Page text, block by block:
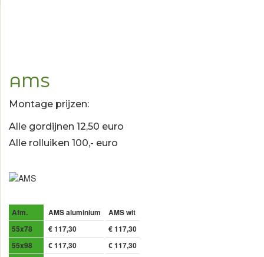
AMS
Montage prijzen:
Alle gordijnen 12,50 euro
Alle rolluiken 100,- euro
Afm.
55x78
55x98
AMS aluminium
€ 117,30
€ 117,30
AMS wit
€ 117,30
€ 117,30